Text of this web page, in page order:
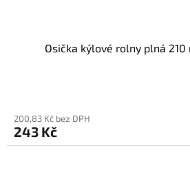
Osička kýlové rolny plná
200,83 Kč bez DPH
243 Kč